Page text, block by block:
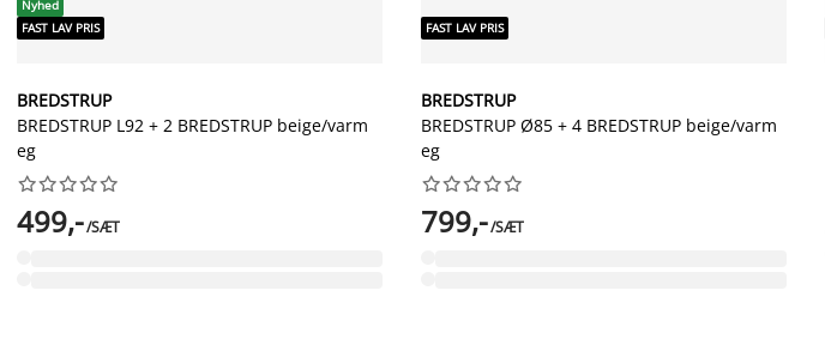
Nyhed
FAST LAV PRIS
BREDSTRUP
BREDSTRUP L92 + 2 BREDSTRUP beige/varm
eg






499,-/SÆT
FAST LAV PRIS
BREDSTRUP
BREDSTRUP Ø85 + 4 BREDSTRUP beige/varm
eg






799,-/SÆT